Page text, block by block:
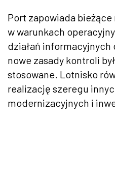
Port zapowiada
w warunkach
działań informacyjnych
nowe zasady kontroli
stosowane. Lotnisko
realizację szeregu
modernizacyjnych i